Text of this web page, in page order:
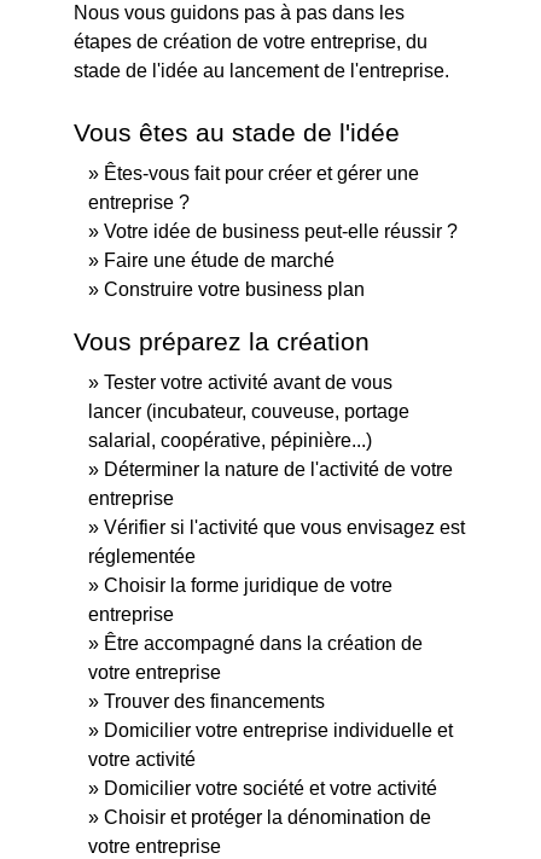
Nous vous guidons pas à pas dans les
étapes de création de votre entreprise, du
stade de l'idée au lancement de l'entreprise.
Vous êtes au stade de l'idée
Êtes-vous fait pour créer et gérer une
entreprise ?
Votre idée de business peut-elle réussir ?
Faire une étude de marché
Construire votre business plan
Vous préparez la création
Tester votre activité avant de vous
lancer (incubateur, couveuse, portage
salarial, coopérative, pépinière...)
Déterminer la nature de l'activité de votre
entreprise
Vérifier si l'activité que vous envisagez est
réglementée
Choisir la forme juridique de votre
entreprise
Être accompagné dans la création de
votre entreprise
Trouver des financements
Domicilier votre entreprise individuelle et
votre activité
Domicilier votre société et votre activité
Choisir et protéger la dénomination de
votre entreprise